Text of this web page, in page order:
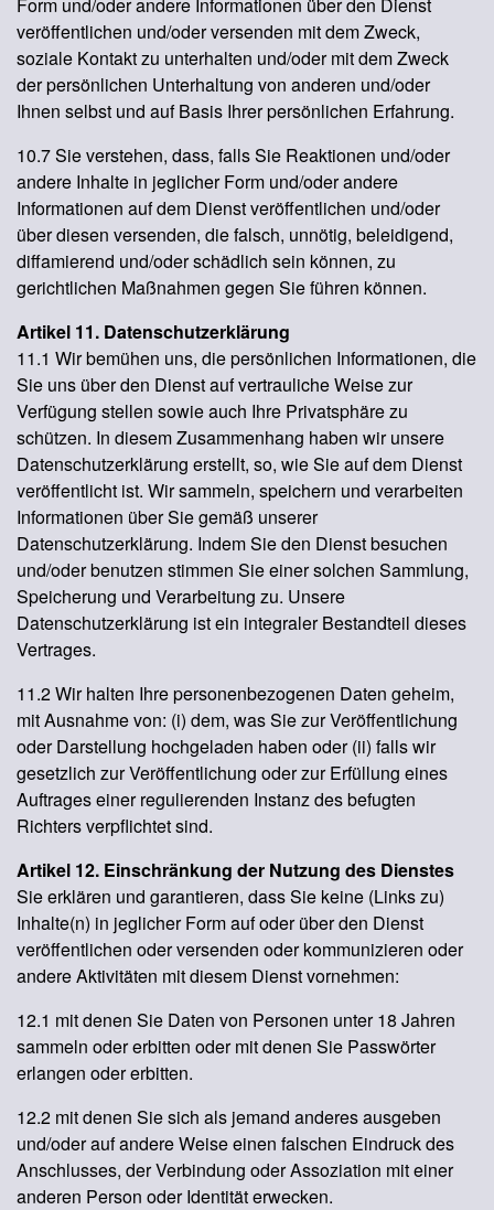
veröffentlichen und/oder versenden mit dem Zweck,
soziale Kontakt zu unterhalten und/oder mit dem Zweck
der persönlichen Unterhaltung von anderen und/oder
Ihnen selbst und auf Basis Ihrer persönlichen Erfahrung.
10.7 Sie verstehen, dass, falls Sie Reaktionen und/oder
andere Inhalte in jeglicher Form und/oder andere
Informationen auf dem Dienst veröffentlichen und/oder
über diesen versenden, die falsch, unnötig, beleidigend,
diffamierend und/oder schädlich sein können, zu
gerichtlichen Maßnahmen gegen Sie führen können.
Artikel 11. Datenschutzerklärung
11.1 Wir bemühen uns, die persönlichen Informationen, die
Sie uns über den Dienst auf vertrauliche Weise zur
Verfügung stellen sowie auch Ihre Privatsphäre zu
schützen. In diesem Zusammenhang haben wir unsere
Datenschutzerklärung erstellt, so, wie Sie auf dem Dienst
veröffentlicht ist. Wir sammeln, speichern und verarbeiten
Informationen über Sie gemäß unserer
Datenschutzerklärung. Indem Sie den Dienst besuchen
und/oder benutzen stimmen Sie einer solchen Sammlung,
Speicherung und Verarbeitung zu. Unsere
Datenschutzerklärung ist ein integraler Bestandteil dieses
Vertrages.
11.2 Wir halten Ihre personenbezogenen Daten geheim,
mit Ausnahme von: (i) dem, was Sie zur Veröffentlichung
oder Darstellung hochgeladen haben oder (ii) falls wir
gesetzlich zur Veröffentlichung oder zur Erfüllung eines
Auftrages einer regulierenden Instanz des befugten
Richters verpflichtet sind.
Artikel 12. Einschränkung der Nutzung des Dienstes
Sie erklären und garantieren, dass Sie keine (Links zu)
Inhalte(n) in jeglicher Form auf oder über den Dienst
veröffentlichen oder versenden oder kommunizieren oder
andere Aktivitäten mit diesem Dienst vornehmen:
12.1 mit denen Sie Daten von Personen unter 18 Jahren
sammeln oder erbitten oder mit denen Sie Passwörter
erlangen oder erbitten.
12.2 mit denen Sie sich als jemand anderes ausgeben
und/oder auf andere Weise einen falschen Eindruck des
Anschlusses, der Verbindung oder Assoziation mit einer
anderen Person oder Identität erwecken.